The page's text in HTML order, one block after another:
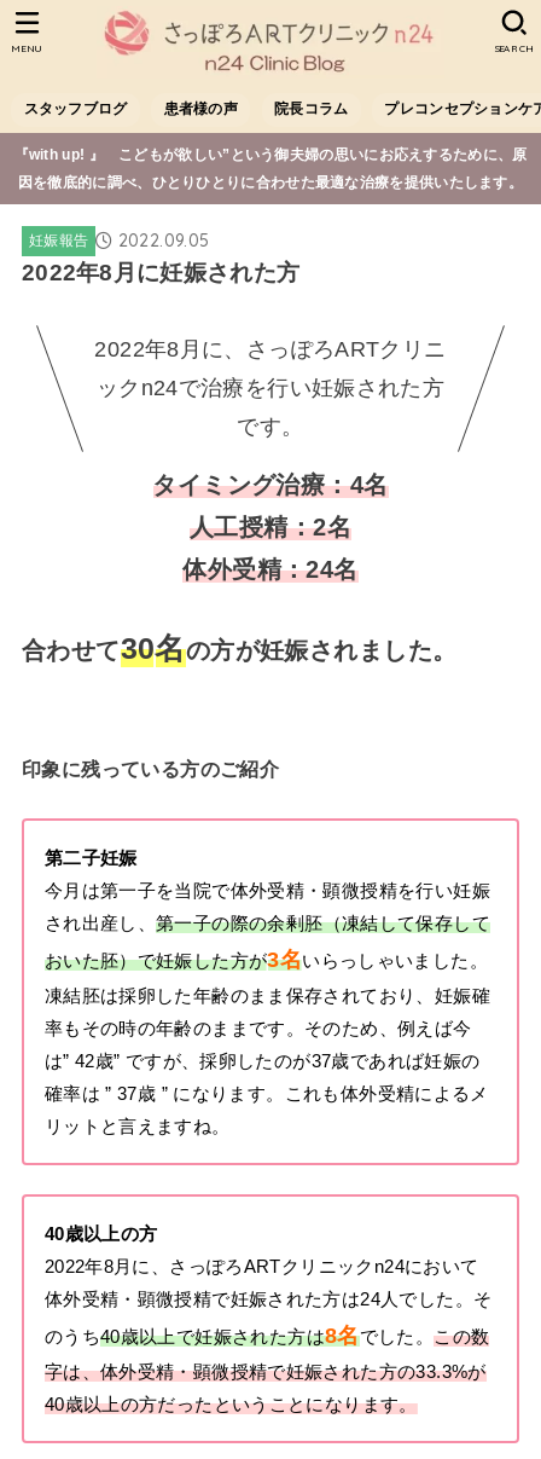
スタッフブログ 患者様の声 院長コラム プレコンセプションケ
SEARCH
MENU
『with up! 』 こどもが欲しい”という御夫婦の思いにお応えするために、原
因を徹底的に調べ、ひとりひとりに合わせた最適な治療を提供いたします。
妊娠報告 2022.09.05
2022年8月に妊娠された方
2022年8月に、さっぽろARTクリニ
ックn24で治療を行い妊娠された方
です。
タイミング治療：4名
人工授精：2名
体外受精：24名
合わせて30名の方が妊娠されました。
印象に残っている方のご紹介
第二子妊娠
今月は第一子を当院で体外受精・顕微授精を行い妊娠
され出産し、第一子の際の余剰胚（凍結して保存して
おいた胚）で妊娠した方が3名いらっしゃいました。
凍結胚は採卵した年齢のまま保存されており、妊娠確
率もその時の年齢のままです。そのため、例えば今
は” 42歳” ですが、採卵したのが37歳であれば妊娠の
確率は ” 37歳 ” になります。これも体外受精によるメ
リットと言えますね。
40歳以上の方
2022年8月に、さっぽろARTクリニックn24において
体外受精・顕微授精で妊娠された方は24人でした。そ
のうち40歳以上で妊娠された方は8名でした。この数
字は、体外受精・顕微授精で妊娠された方の33.3%が
40歳以上の方だったということになります。